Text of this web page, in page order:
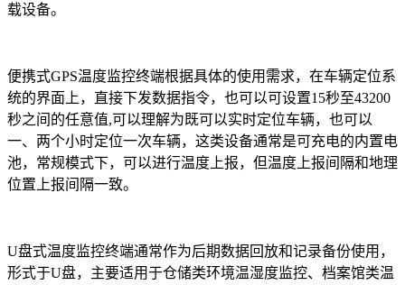
载设备。
便携式GPS温度监控终端根据具体的使用需求，在车辆定位系
统的界面上，直接下发数据指令，也可以可设置15秒至43200
秒之间的任意值,可以理解为既可以实时定位车辆，也可以
一、两个小时定位一次车辆，这类设备通常是可充电的内置电
池，常规模式下，可以进行温度上报，但温度上报间隔和地理
位置上报间隔一致。
U盘式温度监控终端通常作为后期数据回放和记录备份使用，
形式于U盘，主要适用于仓储类环境温湿度监控、档案馆类温